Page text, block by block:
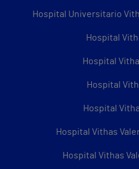
Hospital Universitario
Hospital
Hospital
Hospital
Hospital
Hospital Vithas
Hospital Vithas